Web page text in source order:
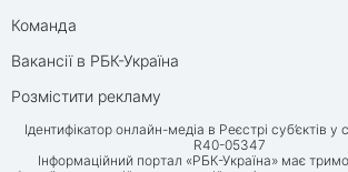
Команда
Вакансії в РБК-Україна
Розмістити рекламу
Ідентифікатор онлайн-медіа в Реєстрі суб’єктів
R40-05347
Інформаційний портал «РБК-Україна» має